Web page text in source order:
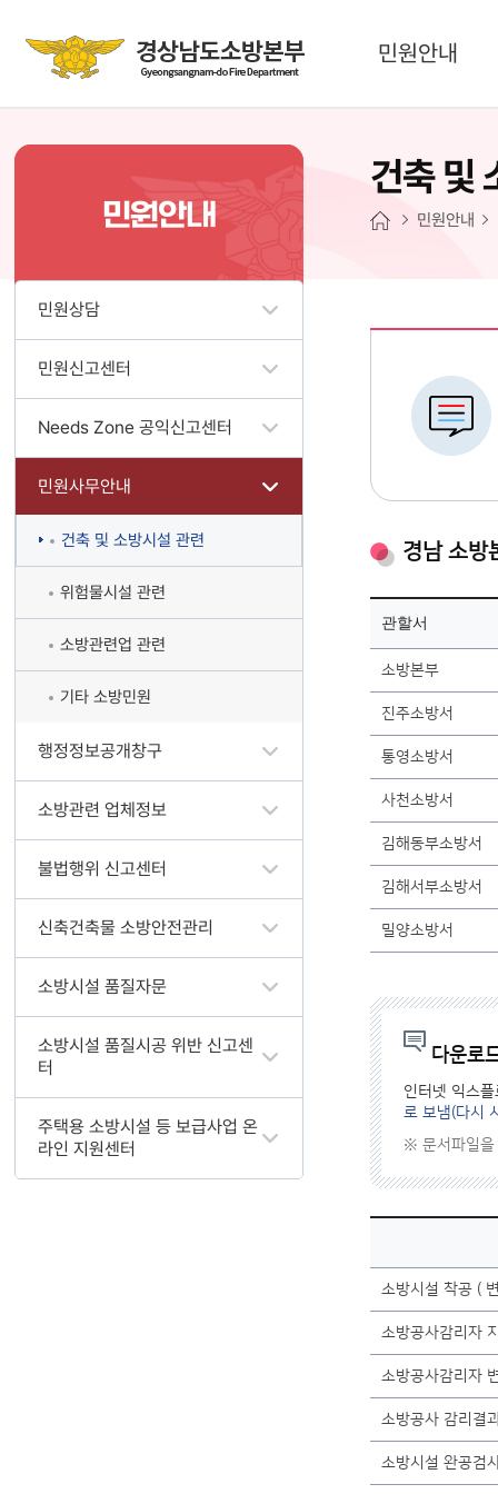
민원안내
민원안내
민원상담
민원신고센터
Needs Zone 공익신고센터
민원사무안내
건축 및 소방시설 관련
위험물시설 관련
소방관련업 관련
기타 소방민원
행정정보공개창구
소방관련 업체정보
불법행위 신고센터
신축건축물 소방안전관리
소방시설 품질자문
소방시설 품질시공 위반 신고센
터
주택용 소방시설 등 보급사업 온
라인 지원센터
민원안내
건축 및
경남 소방
관할서
소방본부
진주소방서
통영소방서
사천소방서
김해동부소방서
김해서부소방서
밀양소방서
다운로
인터넷 익스
로 보냄(다시
※ 문서파일을
소방시설 착공 (
소방공사감리자
소방공사감리자
소방공사 감리결
소방시설 완공검